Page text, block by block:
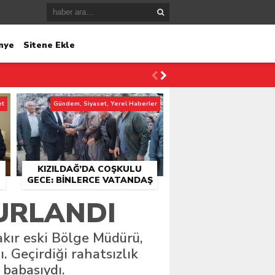
Sitene Ekle
KIZILDAĞ’DA COŞKULU
GECE: BINLERCE VATANDAŞ
BULUŞTU
Gündem, Siyaset, Yerel Haberler
eski Bölge Müdürü,
Geçirdiği rahatsızlık